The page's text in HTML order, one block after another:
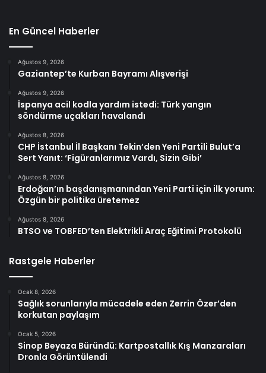
En Güncel Haberler
Ağustos 9, 2026
Gaziantep’te Kurban Bayramı Alışverişi
Ağustos 9, 2026
İspanya acil kodla yardım istedi: Türk yangın
söndürme uçakları havalandı
Ağustos 8, 2026
CHP İstanbul İl Başkanı Tekin’den Yeni Partili Bulut’a
Sert Yanıt: ‘Figüranlarımız Vardı, Sizin Gibi’
Ağustos 8, 2026
Erdoğan’ın başdanışmanından Yeni Parti için ilk yorum:
Özgün bir politika üretemez
Ağustos 8, 2026
BTSO ve TOBFED’ten Elektrikli Araç Eğitimi Protokolü
Rastgele Haberler
Ocak 8, 2026
Sağlık sorunlarıyla mücadele eden Zerrin Özer’den
korkutan paylaşım
Ocak 5, 2026
Sinop Beyaza Büründü: Kartpostallık Kış Manzaraları
Dronla Görüntülendi